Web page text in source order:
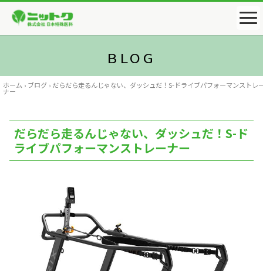
ホーム › ブログ › だらだら走るんじゃない、ダッシュだ！S-ドライブパフォーマンストレ
ナー
だらだら走るんじゃない、ダッシュだ！S-ド
ライブパフォーマンストレーナー